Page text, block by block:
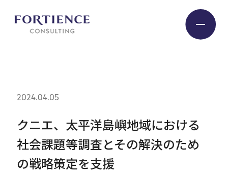
Service
Insight
クニエ、太平洋島嶼地域における
社会課題等調査とその解決のため
の戦略策定を支援
2024.04.05